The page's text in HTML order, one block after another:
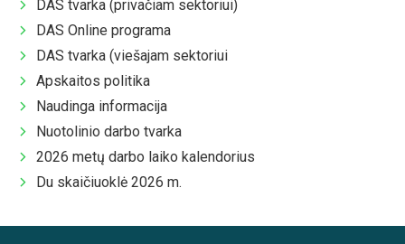
DAS tvarka (privačiam sektoriui)
DAS Online programa
DAS tvarka (viešajam sektoriui
Apskaitos politika
Naudinga informacija
Nuotolinio darbo tvarka
2026 metų darbo laiko kalendorius
Du skaičiuoklė 2026 m.